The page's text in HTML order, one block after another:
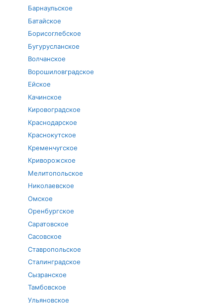
Барнаульское
Батайское
Борисоглебское
Бугурусланское
Волчанское
Ворошиловградское
Ейское
Качинское
Кировоградское
Краснодарское
Краснокутское
Кременчугское
Криворожское
Мелитопольское
Николаевское
Омское
Оренбургское
Саратовское
Сасовское
Ставропольское
Сталинградское
Сызранское
Тамбовское
Ульяновское